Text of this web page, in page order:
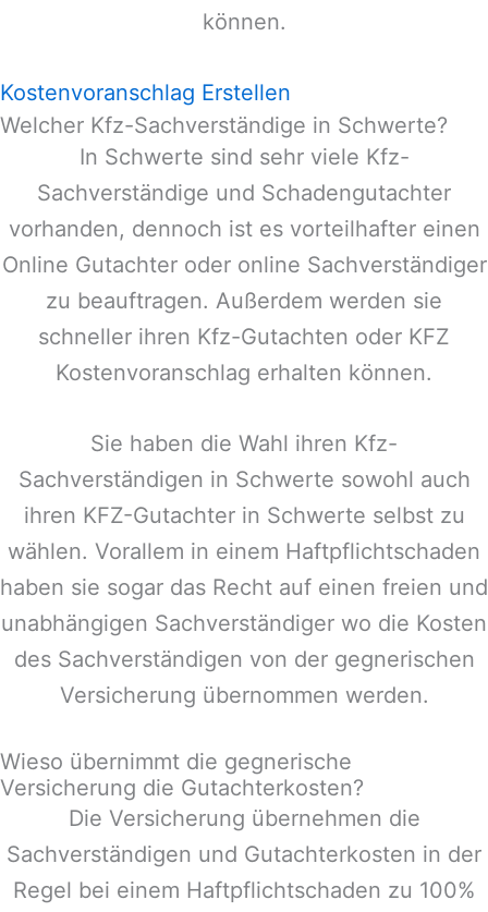
können.
Kostenvoranschlag Erstellen
Welcher Kfz-Sachverständige in Schwerte?
In Schwerte sind sehr viele Kfz-
Sachverständige und Schadengutachter
vorhanden, dennoch ist es vorteilhafter einen
Online Gutachter oder online Sachverständiger
zu beauftragen. Außerdem werden sie
schneller ihren Kfz-Gutachten oder KFZ
Kostenvoranschlag erhalten können.
Sie haben die Wahl ihren Kfz-
Sachverständigen in Schwerte sowohl auch
ihren KFZ-Gutachter in Schwerte selbst zu
wählen. Vorallem in einem Haftpflichtschaden
haben sie sogar das Recht auf einen freien und
unabhängigen Sachverständiger wo die Kosten
des Sachverständigen von der gegnerischen
Versicherung übernommen werden.
Wieso übernimmt die gegnerische
Versicherung die Gutachterkosten?
Die Versicherung übernehmen die
Sachverständigen und Gutachterkosten in der
Regel bei einem Haftpflichtschaden zu 100%